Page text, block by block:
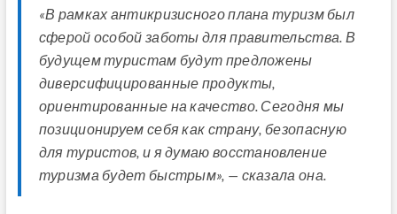
«В рамках антикризисного плана туризм был
сферой особой заботы для правительства. В
будущем туристам будут предложены
диверсифицированные продукты,
ориентированные на качество. Сегодня мы
позиционируем себя как страну, безопасную
для туристов, и я думаю восстановление
туризма будет быстрым», — сказала она.